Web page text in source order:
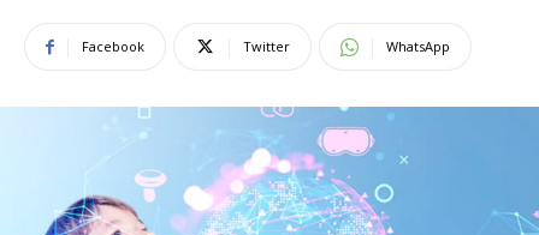
Facebook Twitter WhatsApp